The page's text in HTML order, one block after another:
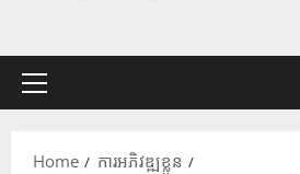
Home
ការអភិវឌ្ឍខ្លួន